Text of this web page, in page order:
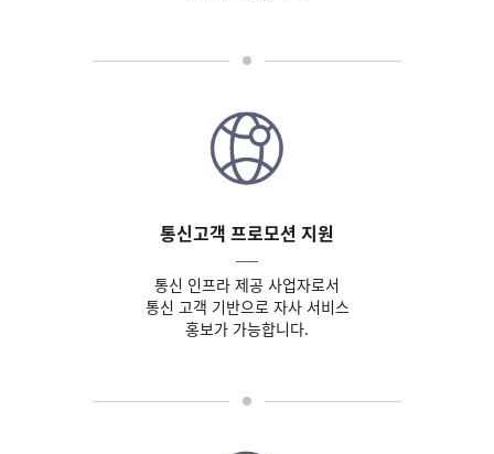
통신고객 프로모션 지원
통신 인프라 제공 사업자로서
통신 고객 기반으로 자사 서비스
홍보가 가능합니다.